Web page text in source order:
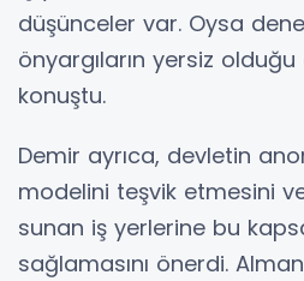
düşünceler var. Oysa
önyargıların yersiz
konuştu.
Demir ayrıca, devletin
modelini teşvik etmesini
sunan iş yerlerine bu
sağlamasını önerdi.